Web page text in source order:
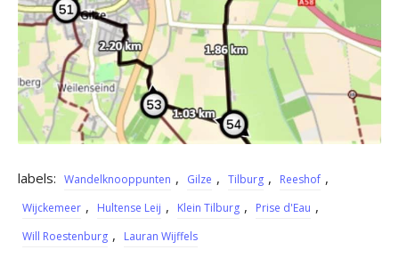
labels: Wandelknooppunten , Gilze , Tilburg , Reeshof ,
Wijckemeer , Hultense Leij , Klein Tilburg , Prise d'Eau ,
Will Roestenburg , Lauran Wijffels